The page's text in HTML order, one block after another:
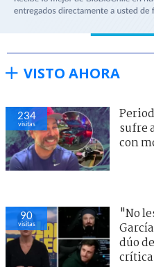
VISTO AHORA
234
visitas
sufre
con
90
visitas
"No
dúo
crítica